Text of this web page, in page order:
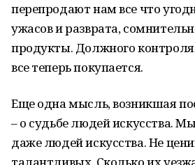
перепродают нам все что
ужасов и разврата,
продукты. Должного контроля
все теперь покупается.
Еще одна мысль, возникшая
– о судьбе людей искусства.
даже людей искусства. Не